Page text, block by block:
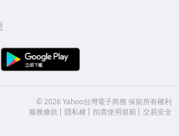
APP Store
©2026 Yahoo台灣電子商務 保留所有權利
服務條款
隱私權 拍賣使用規範 交易安全